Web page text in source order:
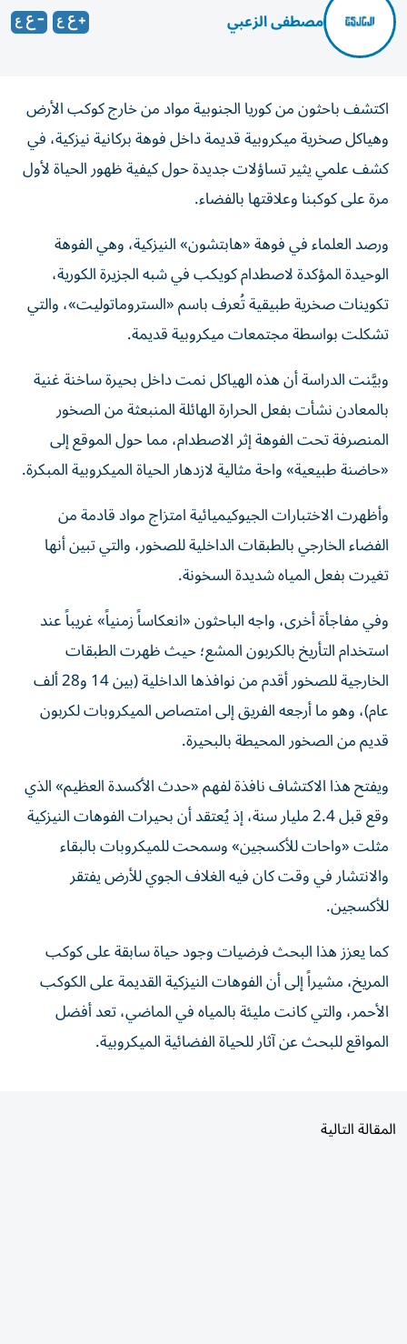
مصطفى الزعبي
اكتشف باحثون من كوريا الجنوبية مواد من خارج كوكب الأرض
وهياكل صخرية ميكروبية قديمة داخل فوهة بركانية نيزكية، في
كشف علمي يثير تساؤلات جديدة حول كيفية ظهور الحياة لأول
مرة على كوكبنا وعلاقتها بالفضاء.
ورصد العلماء في فوهة «هابتشون» النيزكية، وهي الفوهة
الوحيدة المؤكدة لاصطدام كويكب في شبه الجزيرة الكورية،
تكوينات صخرية طبيقية تُعرف باسم «الستروماتوليت»، والتي
تشكلت بواسطة مجتمعات ميكروبية قديمة.
وبيَّنت الدراسة أن هذه الهياكل نمت داخل بحيرة ساخنة غنية
بالمعادن نشأت بفعل الحرارة الهائلة المنبعثة من الصخور
المنصرفة تحت الفوهة إثر الاصطدام، مما حول الموقع إلى
«حاضنة طبيعية» واحة مثالية لازدهار الحياة الميكروبية المبكرة.
وأظهرت الاختبارات الجيوكيميائية امتزاج مواد قادمة من
الفضاء الخارجي بالطبقات الداخلية للصخور، والتي تبين أنها
تغيرت بفعل المياه شديدة السخونة.
وفي مفاجأة أخرى، واجه الباحثون «انعكاساً زمنياً» غريباً عند
استخدام التأريخ بالكربون المشع؛ حيث ظهرت الطبقات
الخارجية للصخور أقدم من نوافذها الداخلية (بين 14 و28 ألف
عام)، وهو ما أرجعه الفريق إلى امتصاص الميكروبات لكربون
قديم من الصخور المحيطة بالبحيرة.
ويفتح هذا الاكتشاف نافذة لفهم «حدث الأكسدة العظيم» الذي
وقع قبل 2.4 مليار سنة، إذ يُعتقد أن بحيرات الفوهات النيزكية
مثلت «واحات للأكسجين» وسمحت للميكروبات بالبقاء
والانتشار في وقت كان فيه الغلاف الجوي للأرض يفتقر
للأكسجين.
كما يعزز هذا البحث فرضيات وجود حياة سابقة على كوكب
المريخ، مشيراً إلى أن الفوهات النيزكية القديمة على الكوكب
الأحمر، والتي كانت مليئة بالمياه في الماضي، تعد أفضل
المواقع للبحث عن آثار للحياة الفضائية الميكروبية.
المقالة التالية